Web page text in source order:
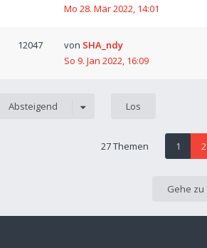
Mo 28. Mär 2022, 14:01
12047 von SHA_ndy
So 9. Jan 2022, 16:09
Absteigend
27 Themen 1 2
Gehe zu